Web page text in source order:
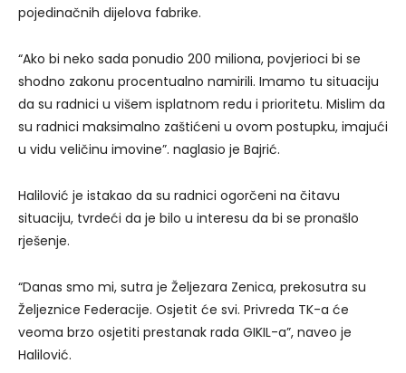
pojedinačnih dijelova fabrike.
“Ako bi neko sada ponudio 200 miliona, povjerioci bi se
shodno zakonu procentualno namirili. Imamo tu situaciju
da su radnici u višem isplatnom redu i prioritetu. Mislim da
su radnici maksimalno zaštićeni u ovom postupku, imajući
u vidu veličinu imovine”. naglasio je Bajrić.
Halilović je istakao da su radnici ogorčeni na čitavu
situaciju, tvrdeći da je bilo u interesu da bi se pronašlo
rješenje.
“Danas smo mi, sutra je Željezara Zenica, prekosutra su
Željeznice Federacije. Osjetit će svi. Privreda TK-a će
veoma brzo osjetiti prestanak rada GIKIL-a”, naveo je
Halilović.